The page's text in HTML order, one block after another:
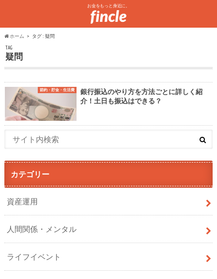
お金をもっと身近に。
ホーム タグ : 疑問
TAG
疑問
節約・貯金・生活費
銀行振込のやり方を方法ごとに詳しく紹
介！土日も振込はできる？
カテゴリー
資産運用
人間関係・メンタル
ライフイベント